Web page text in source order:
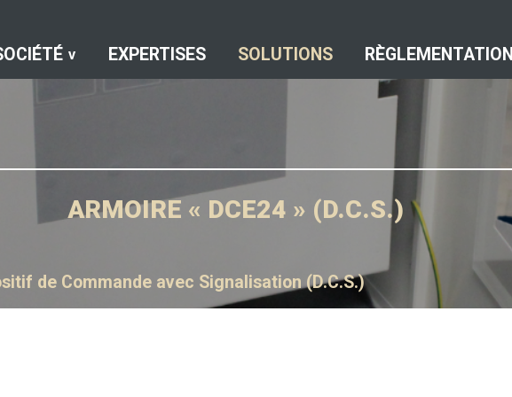
EXPERTISES SOLUTIONS RÈGLEMENTATION
ARMOIRE « DCE24 » (D.C.S.)
de Commande avec Signalisation (D.C.S.)